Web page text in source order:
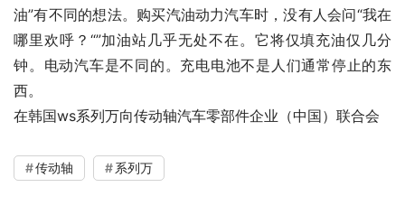
油”有不同的想法。购买汽油动力汽车时，没有人会问“我在
哪里欢呼？“”加油站几乎无处不在。它将仅填充油仅几分
钟。电动汽车是不同的。充电电池不是人们通常停止的东
西。
在韩国ws系列万向传动轴汽车零部件企业（中国）联合会
传动轴 系列万